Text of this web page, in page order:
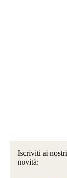
Iscriviti ai nostri
novità: